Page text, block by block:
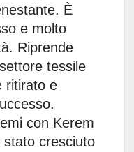
È
e molto
Riprende
tessile
ritirato e
con Kerem
cresciuto